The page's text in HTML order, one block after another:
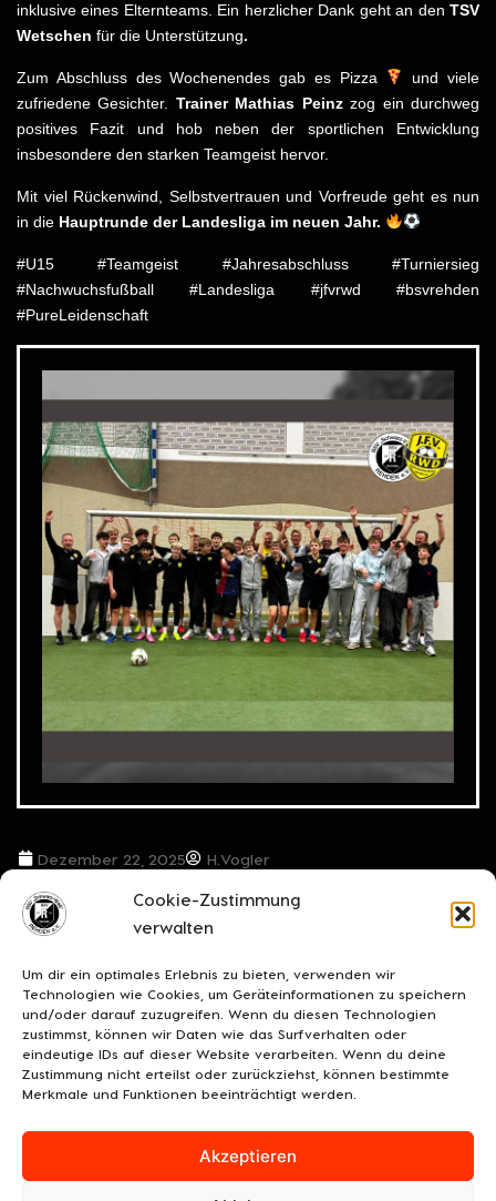
Cookie-Zustimmung
verwalten
Um dir ein optimales Erlebnis zu bieten, verwenden wir
Technologien wie Cookies, um Geräteinformationen zu speichern
und/oder darauf zuzugreifen. Wenn du diesen Technologien
zustimmst, können wir Daten wie das Surfverhalten oder
eindeutige IDs auf dieser Website verarbeiten. Wenn du deine
Zustimmung nicht erteilst oder zurückziehst, können bestimmte
Merkmale und Funktionen beeinträchtigt werden.
Akzeptieren
inklusive eines Elternteams. Ein herzlicher Dank geht an den TSV
Wetschen für die Unterstützung.
Zum Abschluss des Wochenendes gab es Pizza
und viele
zufriedene Gesichter. Trainer Mathias Peinzzog ein durchweg
positives Fazit und hob neben der sportlichen Entwicklung
insbesondere den starken Teamgeist hervor.
Mit viel Rückenwind, Selbstvertrauen und Vorfreude geht es nun
in die Hauptrunde der Landesliga im neuen Jahr.
#U15 #Teamgeist #Jahresabschluss #Turniersieg
#Nachwuchsfußball #Landesliga #jfvrwd #bsvrehden
#PureLeidenschaft
Dezember 22, 2025 H.Vogler
VORIGER BEITRAG NÄCHSTER BEITRAG